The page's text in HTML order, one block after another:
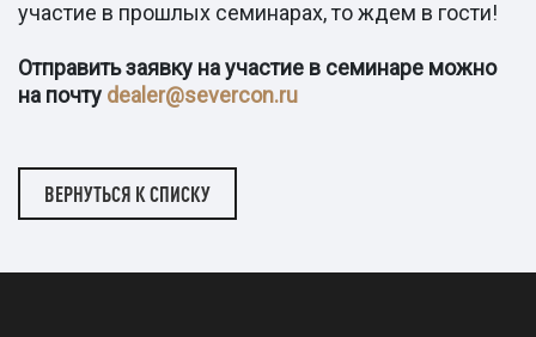
участие в прошлых семинарах, то ждем в гости!
Отправить заявку на участие в семинаре можно
на почту dealer@severcon.ru
ВЕРНУТЬСЯ К СПИСКУ